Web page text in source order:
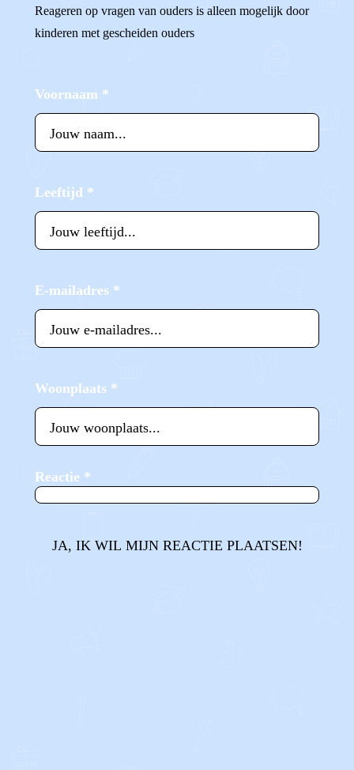
Reageren op vragen van ouders is alleen mogelijk door
kinderen met gescheiden ouders
Voornaam *
Leeftijd *
E-mailadres *
Woonplaats *
Reactie *
JA, IK WIL MIJN REACTIE PLAATSEN!